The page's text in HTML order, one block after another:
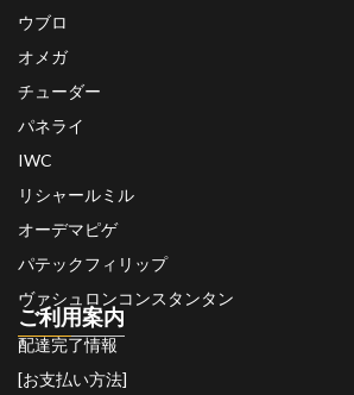
ウブロ
オメガ
チューダー
パネライ
IWC
リシャールミル
オーデマピゲ
パテックフィリップ
ヴァシュロンコンスタンタン
ご利用案内
配達完了情報
[お支払い方法]